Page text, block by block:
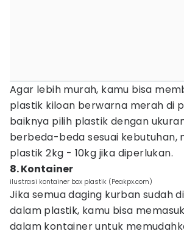
Agar lebih murah, kamu bisa
plastik kiloan berwarna merah di
baiknya pilih plastik dengan
berbeda-beda sesuai kebutuhan,
plastik 2kg - 10kg jika diperlukan.
8. Kontainer
ilustrasi kontainer box plastik (Peakpx.com)
Jika semua daging kurban sudah
dalam plastik, kamu bisa
dalam kontainer untuk